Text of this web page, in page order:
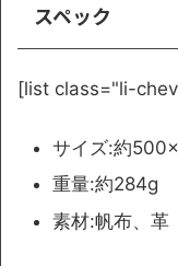
スペック
[list class="li-
サイズ:約
重量:約284g
素材:帆布、革